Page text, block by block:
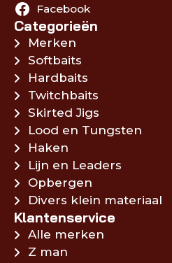
Facebook
Categorieën
Merken
Softbaits
Hardbaits
Twitchbaits
Skirted Jigs
Lood en Tungsten
Haken
Lijn en Leaders
Opbergen
Divers klein materiaal
Klantenservice
Alle merken
Z man